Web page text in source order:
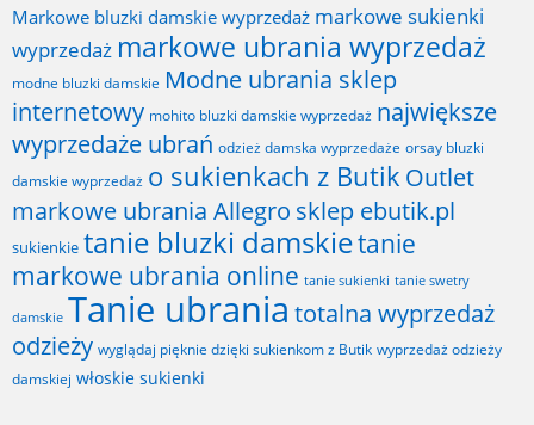
Markowe bluzki damskie wyprzedaż markowe sukienki
wyprzedaż markowe ubrania wyprzedaż
modne bluzki damskie Modne ubrania sklep
internetowy mohito bluzki damskie wyprzedaż największe
wyprzedaże ubrań odzież damska wyprzedaże orsay bluzki
damskie wyprzedaż o sukienkach z Butik Outlet
markowe ubrania Allegro sklep ebutik.pl
sukienkie tanie bluzki damskietanie
markowe ubrania online tanie sukienki tanie swetry
damskie Tanie ubrania totalna wyprzedaż
odzieży wyglądaj pięknie dzięki sukienkom z Butik wyprzedaż odzieży
damskiej włoskie sukienki